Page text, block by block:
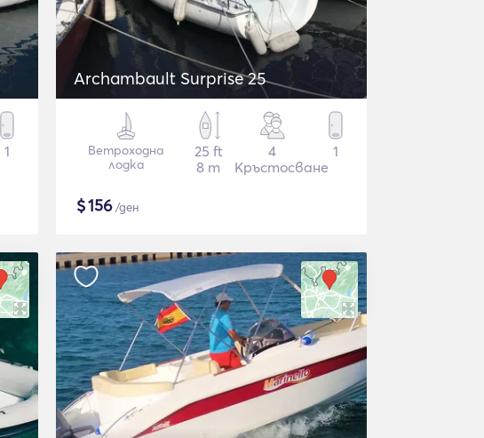
1
Archambault Surprise 25
Ветроходна
лодка
25 ft
8 m
4
Кръстосване
1
$156/ден